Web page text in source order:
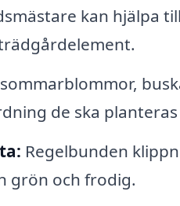
kan hjälpa
de ska
Regelbunden
grön och frodig.